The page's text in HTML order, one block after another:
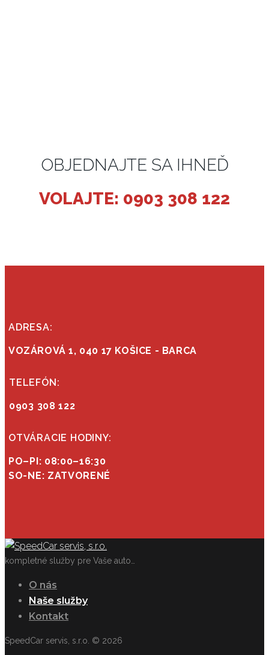
OBJEDNAJTE SA IHNEĎ
VOLAJTE: 0903 308 122
ADRESA:
VOZÁROVÁ 1, 040 17 KOŠICE - BARCA
TELEFÓN:
0903 308 122
OTVÁRACIE HODINY:
PO–PI: 08:00–16:30
SO-NE: ZATVORENÉ
kompletné služby pre Vaše auto…
O nás
Naše služby
Kontakt
SpeedCar servis, s.r.o. © 2026